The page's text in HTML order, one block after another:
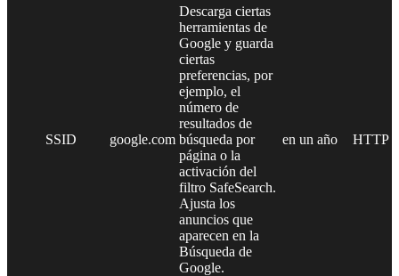
SSID google.com
Descarga ciertas
herramientas de
Google y guarda
ciertas
preferencias, por
ejemplo, el
número de
resultados de
búsqueda por
página o la
activación del
filtro SafeSearch.
Ajusta los
anuncios que
aparecen en la
Búsqueda de
Google.
en un año HTTP